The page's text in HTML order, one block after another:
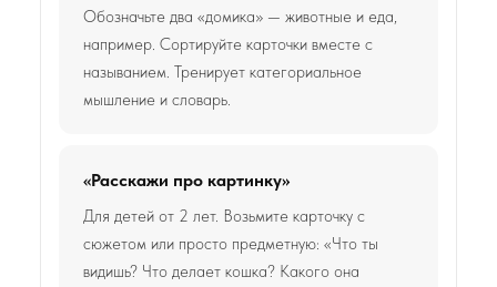
Обозначьте два «домика» — животные и еда,
например. Сортируйте карточки вместе с
называнием. Тренирует категориальное
мышление и словарь.
«Расскажи про картинку»
Для детей от 2 лет. Возьмите карточку с
сюжетом или просто предметную: «Что ты
видишь? Что делает кошка? Какого она